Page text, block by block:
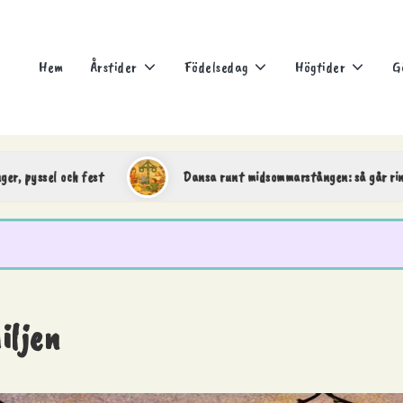
Hem Årstider Födelsedag Högtider
Dansa runt midsommarstången: så går ringdansen till